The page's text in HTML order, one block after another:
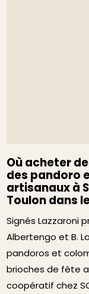
Où acheter
des pandoro
artisanaux à
Toulon dans
Signés Lazzaroni
Albertengo et B.
pandoros et
brioches de fête
coopératif chez